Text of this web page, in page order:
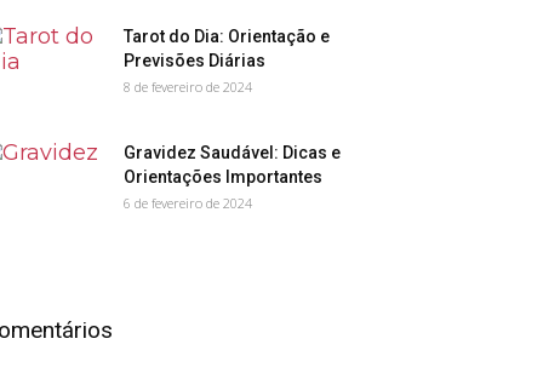
Tarot do Dia: Orientação e
Previsões Diárias
8 de fevereiro de 2024
Gravidez Saudável: Dicas e
Orientações Importantes
6 de fevereiro de 2024